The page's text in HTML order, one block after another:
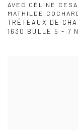
AVEC CÉLINE
MATHILDE
TRÉTEAUX DE
1630 BULLE 5 - 7